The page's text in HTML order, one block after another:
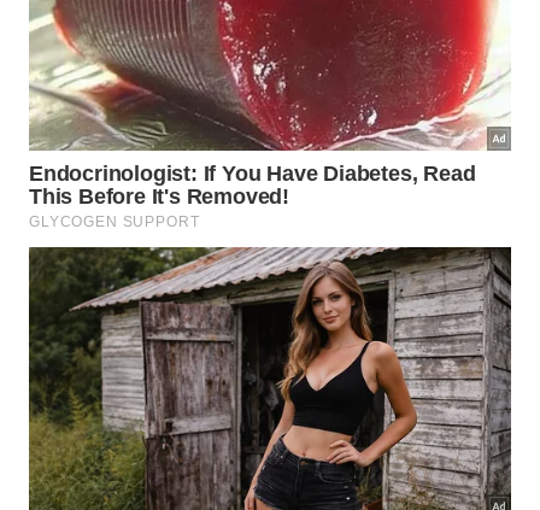
pimentas e berinjelas, mais suscetíveis à falta de
cálcio.
Verduras e folhosas:alface, espinafre, rúcula e
couves, muito atacadas por lesmas e caracóis.
Ervas aromáticas:
manjericão, salsinha e
cebolinha, sobretudo em vasos e jardineiras.
Flores e ornamentais:roseiras e flores de
canteiro sensíveis a pragas rasteiras.
Com que frequência renovar as
cascas de ovo no solo?
A frequência de reposição depende de clima, tipo
de irrigação e intensidade das pragas. Em locais
chuvosos, a camada de cascas se desfaz mais
rápido, exigindo renovação a cada uma ou duas
semanas, enquanto em regiões secas ou vasos